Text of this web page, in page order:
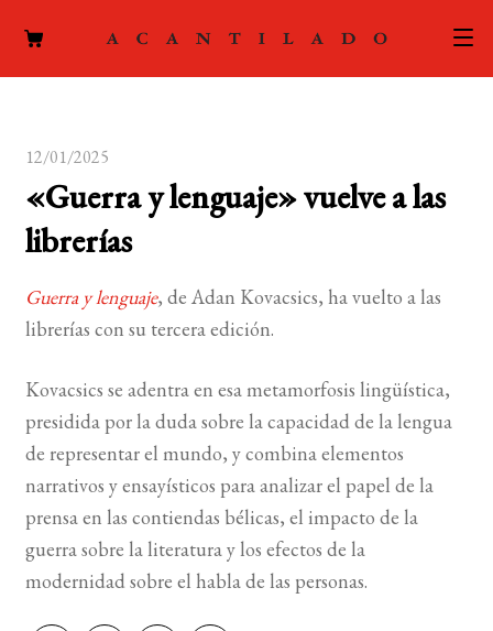
el
ACTUALIDAD
LA EDITORIAL
menú
hijo
FOREIGN RIGHTS
CONTACTO
MI CUENTA
BUSCAR
LISTA DE LIBROS
12/01/2025
«Guerra y lenguaje» vuelve a las
librerías
Guerra y lenguaje, de Adan Kovacsics, ha vuelto a las
librerías con su tercera edición.
Kovacsics se adentra en esa metamorfosis lingüística,
presidida por la duda sobre la capacidad de la lengua
de representar el mundo, y combina elementos
narrativos y ensayísticos para analizar el papel de la
prensa en las contiendas bélicas, el impacto de la
guerra sobre la literatura y los efectos de la
modernidad sobre el habla de las personas.